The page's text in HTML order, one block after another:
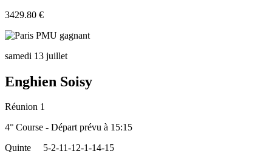
3429.80 €
samedi 13 juillet
Enghien Soisy
Réunion 1
4° Course - Départ prévu à 15:15
Quinte
5-2-11-12-1-14-15